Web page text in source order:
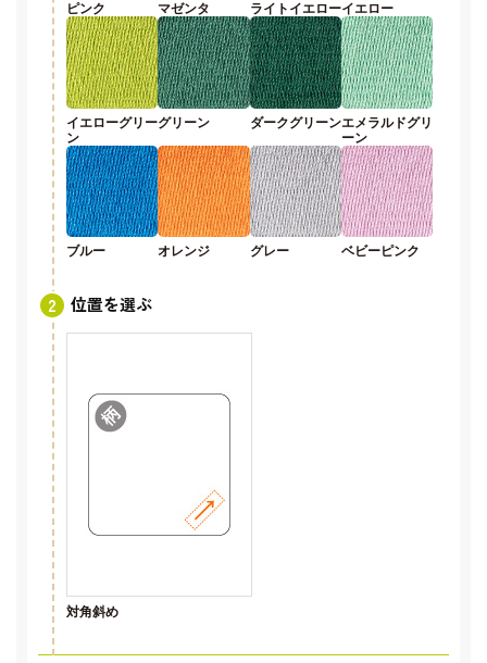
ピンク マゼンタ ライトイエローイエロー
イエローグリー
ン
グリーン ダークグリーンエメラルドグリ
ーン
ブルー オレンジ グレー ベビーピンク
位置を選ぶ
対角斜め